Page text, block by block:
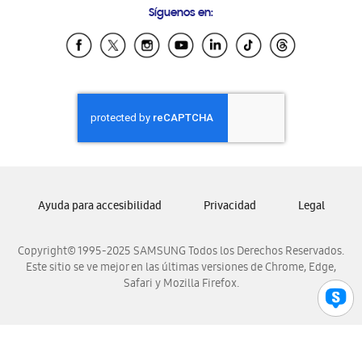
Samsung Ecuador
Samsung El Salvador
Samsung Honduras
Samsung Nicaragua
Samsung Panamá
Samsung Venezuela
Síguenos en:
Copyright© 1995-2025 SAMSUNG Todos los Derechos Reservados.
Este sitio se ve mejor en las últimas versiones de Chrome, Edge,
Safari y Mozilla Firefox.
Ayuda para accesibilidad Privacidad Legal